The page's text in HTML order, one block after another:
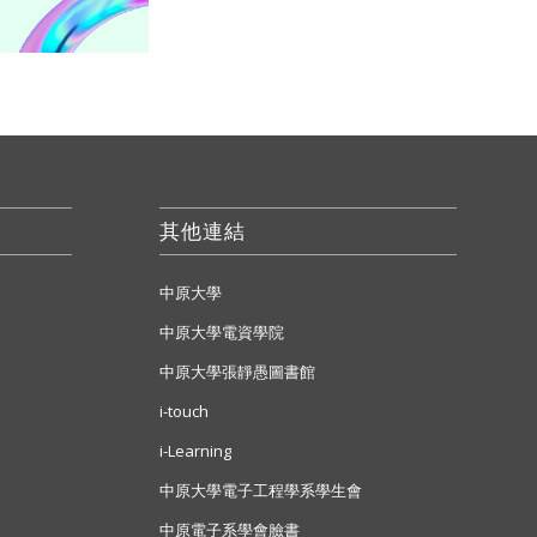
其他連結
中原大學
中原大學電資學院
中原大學張靜愚圖書館
i-touch
i-Learning
中原大學電子工程學系學生會
中原電子系學會臉書